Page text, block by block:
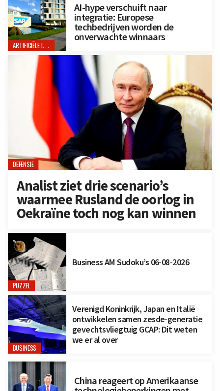
ARTIFICIËLE INTELLIGENTIE
AI-hype verschuift naar
integratie: Europese
techbedrijven worden de
onverwachte winnaars
DEFENSIE
Analist ziet drie scenario’s
waarmee Rusland de oorlog in
Oekraïne toch nog kan winnen
PUZZEL
Business AM Sudoku’s 06-08-2026
BUSINESS
Verenigd Koninkrijk, Japan en Italië
ontwikkelen samen zesde-generatie
gevechtsvliegtuig GCAP: Dit weten
we er al over
China reageert op Amerikaanse